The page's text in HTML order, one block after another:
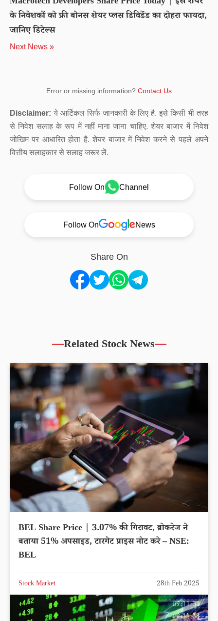
के निवेशकों को फ्री बोनस शेयर प्लस डिविडेंड का दोहरा फायदा,
जानिए डिटेल्स
Next News »
Error or missing information? Contact Us
Disclaimer: ये आर्टिकल सिर्फ जानकारी के लिए है. इसे किसी भी तरह
से निवेश सलाह के रूप में नहीं माना जाना चाहिए. शेयर बाजार में निवेश
जोखिम पर आधारित होता है. शेयर बाजार में निवेश करने से पहले अपने
वित्तीय सलाहकार से सलाह जरूर लें.
Follow On Channel
Follow On News
Share On
Related Stock News
BEL Share Price | 3.07% की गिरावट, ब्रोकरेज ने
बताया 51% अपसाइड, टारगेट प्राइस नोट करे – NSE:
BEL
Stock Market 28th Feb 2025